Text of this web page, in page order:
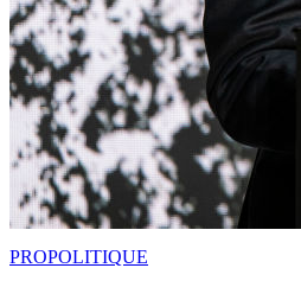
PROPOLITIQUE